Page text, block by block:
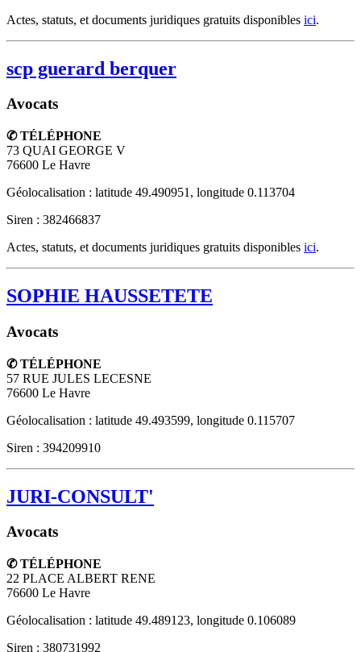
Actes, statuts, et documents juridiques gratuits disponibles ici.
scp guerard berquer
Avocats
✆ TÉLÉPHONE
73 QUAI GEORGE V
76600 Le Havre
Géolocalisation : latitude 49.490951, longitude 0.113704
Siren : 382466837
Actes, statuts, et documents juridiques gratuits disponibles ici.
SOPHIE HAUSSETETE
Avocats
✆ TÉLÉPHONE
57 RUE JULES LECESNE
76600 Le Havre
Géolocalisation : latitude 49.493599, longitude 0.115707
Siren : 394209910
JURI-CONSULT'
Avocats
✆ TÉLÉPHONE
22 PLACE ALBERT RENE
76600 Le Havre
Géolocalisation : latitude 49.489123, longitude 0.106089
Siren : 380731992